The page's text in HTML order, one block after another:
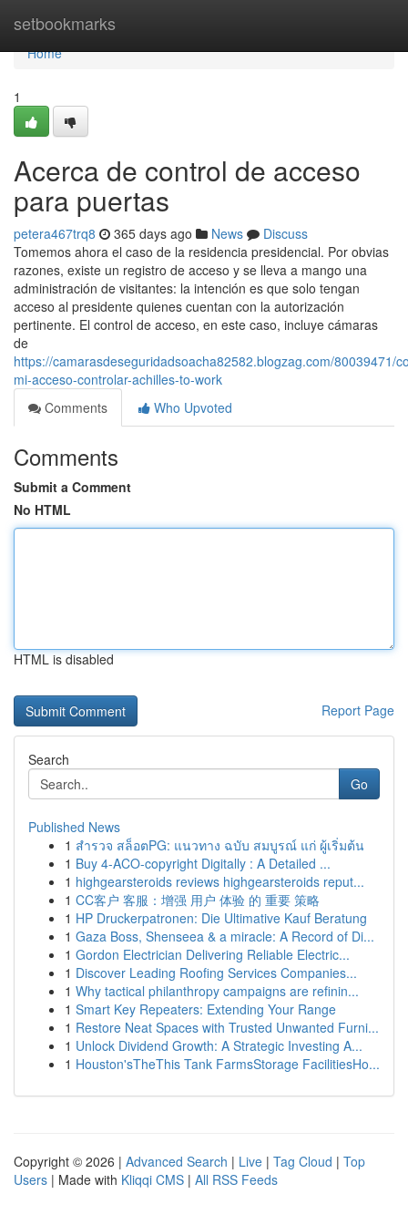
setbookmarks
Home
Home
1
Acerca de control de acceso
para puertas
petera467trq8 365 days ago News
Discuss
Tomemos ahora el caso de la residencia presidencial. Por obvias
razones, existe un registro de acceso y se lleva a mango una
administración de visitantes: la intención es que solo tengan
acceso al presidente quienes cuentan con la autorización
pertinente. El control de acceso, en este caso, incluye cámaras
de
https://camarasdeseguridadsoacha82582.blogzag.com/80039471/
mi-acceso-controlar-achilles-to-work
Comments
Who Upvoted
Comments
Submit a Comment
No HTML
HTML is disabled
Report Page
Search
Go
Published News
1 สำรวจ สล็อตPG: แนวทาง ฉบับ สมบูรณ์ แก่ ผู้เริ่มต้น
1 Buy 4-ACO-copyright Digitally : A Detailed ...
1 highgearsteroids reviews highgearsteroids reput...
1 CC客户 客服：增强 用户 体验 的 重要 策略
1 HP Druckerpatronen: Die Ultimative Kauf Beratung
1 Gaza Boss, Shenseea & a miracle: A Record of Di...
1 Gordon Electrician Delivering Reliable Electric...
1 Discover Leading Roofing Services Companies...
1 Why tactical philanthropy campaigns are refinin...
1 Smart Key Repeaters: Extending Your Range
1 Restore Neat Spaces with Trusted Unwanted Furni...
1 Unlock Dividend Growth: A Strategic Investing A...
1 Houston'sTheThis Tank FarmsStorage FacilitiesHo...
Copyright © 2026 | Advanced Search | Live | Tag Cloud | Top
Users | Made with Kliqqi CMS | All RSS Feeds